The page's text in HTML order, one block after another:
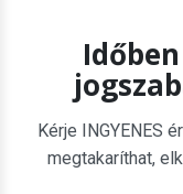
Kérje INGYENES
megtakaríthat,